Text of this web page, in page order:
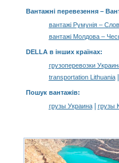
Вантажні перевезення –
вантажі Румунія –
вантажі Молдова –
DELLA в інших країнах:
грузоперевозки
transportation Lithuania|
Пошук вантажів:
грузы Украина| грузы